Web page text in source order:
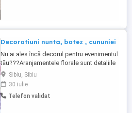
Decoratiuni nunta, botez , cununiei
Nu ai ales încă decorul pentru evenimentul
tău???Aranjamentele florale sunt detaliile
care vor desăvârși decorul. Echipa
JOYTIME îți stă la dispoziție Fie ca e
vorba de cununiecivila , nunta, botez,
aniversare, sună-ne să discutăm despre
Sibiu, Sibiu
30 iulie
Telefon validat